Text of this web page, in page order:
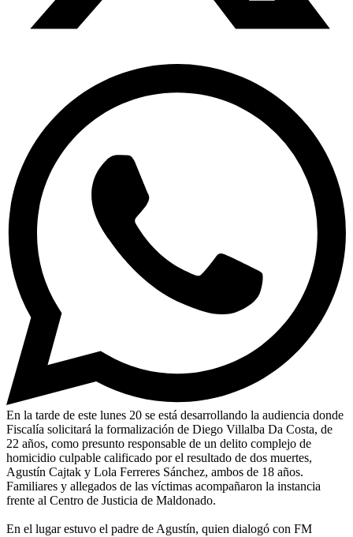
En la tarde de este lunes 20 se está desarrollando la audiencia donde
Fiscalía solicitará la formalización de Diego Villalba Da Costa, de
22 años, como presunto responsable de un delito complejo de
homicidio culpable calificado por el resultado de dos muertes,
Agustín Cajtak y Lola Ferreres Sánchez, ambos de 18 años.
Familiares y allegados de las víctimas acompañaron la instancia
frente al Centro de Justicia de Maldonado.
En el lugar estuvo el padre de Agustín, quien dialogó con FM